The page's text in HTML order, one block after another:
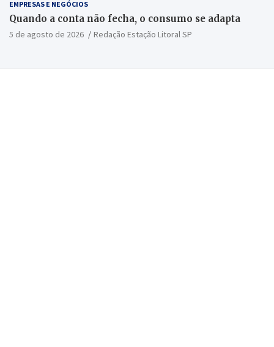
EMPRESAS E NEGÓCIOS
Quando a conta não fecha, o consumo se adapta
5 de agosto de 2026 Redação Estação Litoral SP